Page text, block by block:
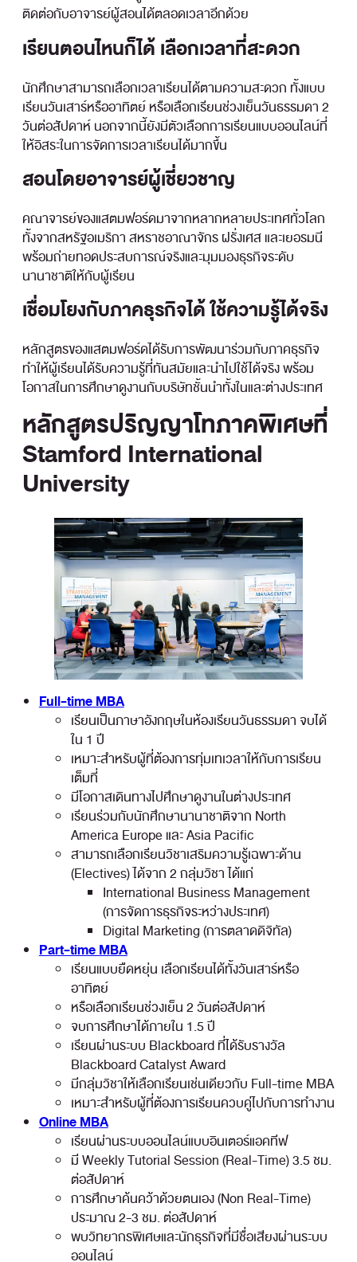
ติดต่อกับอาจารย์ผู้สอนได้ตลอดเวลาอีกด้วย
เรียนตอนไหนก็ได้ เลือกเวลาที่สะดวก
นักศึกษาสามารถเลือกเวลาเรียนได้ตามความสะดวก ทั้งแบบ
เรียนวันเสาร์หรืออาทิตย์ หรือเลือกเรียนช่วงเย็นวันธรรมดา 2
วันต่อสัปดาห์ นอกจากนี้ยังมีตัวเลือกการเรียนแบบออนไลน์ที่
ให้อิสระในการจัดการเวลาเรียนได้มากขึ้น
สอนโดยอาจารย์ผู้เชี่ยวชาญ
คณาจารย์ของแสตมฟอร์ดมาจากหลากหลายประเทศทั่วโลก
ทั้งจากสหรัฐอเมริกา สหราชอาณาจักร ฝรั่งเศส และเยอรมนี
พร้อมถ่ายทอดประสบการณ์จริงและมุมมองธุรกิจระดับ
นานาชาติให้กับผู้เรียน
เชื่อมโยงกับภาคธุรกิจได้ ใช้ความรู้ได้จริง
หลักสูตรของแสตมฟอร์ดได้รับการพัฒนาร่วมกับภาคธุรกิจ
ทำให้ผู้เรียนได้รับความรู้ที่ทันสมัยและนำไปใช้ได้จริง พร้อม
โอกาสในการศึกษาดูงานกับบริษัทชั้นนำทั้งในและต่างประเทศ
หลักสูตรปริญญาโทภาคพิเศษที่
Stamford International
University
Full-time MBA
เรียนเป็นภาษาอังกฤษในห้องเรียนวันธรรมดา จบได้
ใน 1 ปี
เหมาะสำหรับผู้ที่ต้องการทุ่มเทเวลาให้กับการเรียน
เต็มที่
มีโอกาสเดินทางไปศึกษาดูงานในต่างประเทศ
เรียนร่วมกับนักศึกษานานาชาติจาก North
America Europe และ Asia Pacific
สามารถเลือกเรียนวิชาเสริมความรู้เฉพาะด้าน
(Electives) ได้จาก 2 กลุ่มวิชา ได้แก่
International Business Management
(การจัดการธุรกิจระหว่างประเทศ)
Digital Marketing (การตลาดดิจิทัล)
Part-time MBA
เรียนแบบยืดหยุ่น เลือกเรียนได้ทั้งวันเสาร์หรือ
อาทิตย์
หรือเลือกเรียนช่วงเย็น 2 วันต่อสัปดาห์
จบการศึกษาได้ภายใน 1.5 ปี
เรียนผ่านระบบ Blackboard ที่ได้รับรางวัล
Blackboard Catalyst Award
มีกลุ่มวิชาให้เลือกเรียนเช่นเดียวกับ Full-time MBA
เหมาะสำหรับผู้ที่ต้องการเรียนควบคู่ไปกับการทำงาน
Online MBA
เรียนผ่านระบบออนไลน์แบบอินเตอร์แอคทีฟ
มี Weekly Tutorial Session (Real-Time) 3.5 ชม.
ต่อสัปดาห์
การศึกษาค้นคว้าด้วยตนเอง (Non Real-Time)
ประมาณ 2-3 ชม. ต่อสัปดาห์
พบวิทยากรพิเศษและนักธุรกิจที่มีชื่อเสียงผ่านระบบ
ออนไลน์